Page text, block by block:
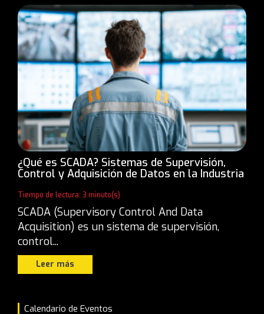
¿Qué es SCADA? Sistemas de Supervisión,
Control y Adquisición de Datos en la Industria
Tiempo de lectura: 3 minuto(s)
SCADA (Supervisory Control And Data
Acquisition) es un sistema de supervisión,
control...
Leer más
Calendario de Eventos